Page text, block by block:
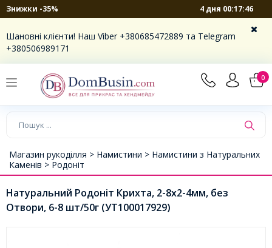
Знижки -35% 4 дня 00:17:46
Шановні клієнти! Наш Viber +380685472889 та Telegram
+380506989171
0
Магазин рукоділля > Намистини > Намистини з Натуральних
Каменів > Родоніт
Натуральний Родоніт Крихта, 2-8x2-4мм, без
Отвори, 6-8 шт/50г (УТ100017929)